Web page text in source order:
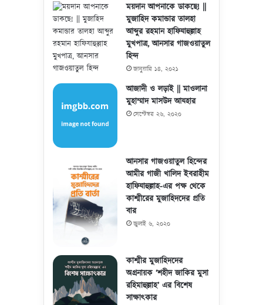
ময়দান আপনাকে ডাকছে! ||
মুজাহিদ কমান্ডার তালহা
আব্দুর রহমান হাফিযাহুল্লাহ
মুখপাত্র, আনসার গাজওয়াতুল
হিন্দ
জানুয়ারি ১৪, ২০২১
আজাদী ও লড়াই || মাওলানা
মুহাম্মাদ মাসউদ আযহার
সেপ্টেম্বর ২৬, ২০২০
আনসার গাজওয়াতুল হিন্দের
আমীর গাজী খালিদ ইবরাহীম
হাফিযাহুল্লাহ-এর পক্ষ থেকে
কাশ্মীরের মুজাহিদদের প্রতি
বার
জুলাই ৬, ২০২০
কাশ্মীর মুজাহিদদের
অগ্রনায়ক ‘শহীদ জাকির মুসা
রহিমাহুল্লাহ’ এর বিশেষ
সাক্ষাৎকার